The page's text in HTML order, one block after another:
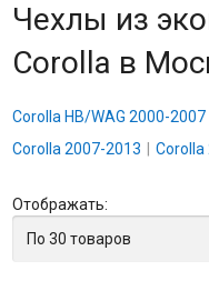
Чехлы из
Corolla в
Corolla HB/WAG 2000-2007
Corolla 2007-2013
Corolla
Отображать: